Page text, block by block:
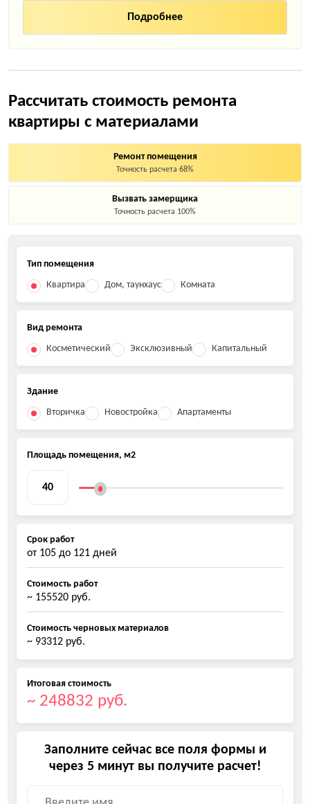
Рассчитать стоимость ремонта
квартиры с материалами
Ремонт помещения
Точность расчета 68%
Вызвать замерщика
Точность расчета 100%
Тип помещения
Квартира
Дом, таунхаус Комната
Вид ремонта
Косметический
Эксклюзивный Капитальный
Здание
Вторичка
Новостройка Апартаменты
Площадь помещения, м2
Срок работ
от 105 до 121 дней
Стоимость работ
~ 155520 руб.
Стоимость черновых материалов
~ 93312 руб.
Итоговая стоимость
~ 248832 руб.
Заполните сейчас все поля формы и
через 5 минут вы получите расчет!